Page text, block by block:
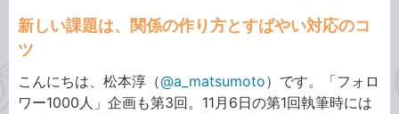
新しい課題は、関係の作り方とすばやい対応のコ
ツ
こんにちは、松本淳（@a_matsumoto）です。「フォロ
ワー1000人」企画も第3回。11月6日の第1回執筆時には